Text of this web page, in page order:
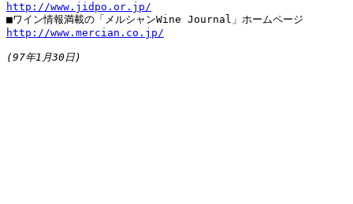
http://www.jidpo.or.jp/
http://www.mercian.co.jp/
(97年1月30日)